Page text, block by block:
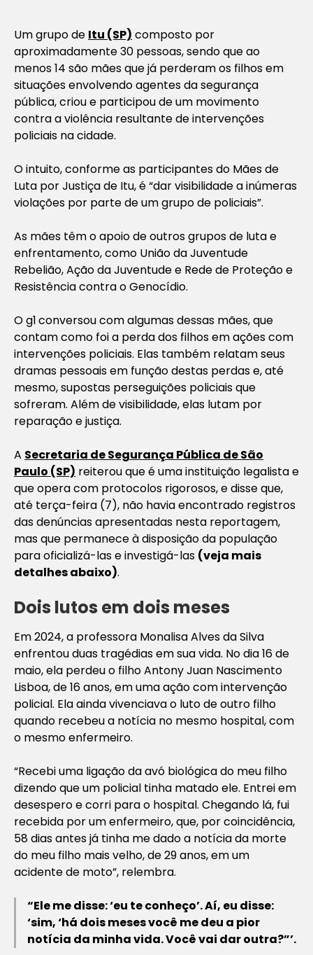
Um grupo de Itu (SP) composto por
aproximadamente 30 pessoas, sendo que ao
menos 14 são mães que já perderam os filhos em
situações envolvendo agentes da segurança
pública, criou e participou de um movimento
contra a violência resultante de intervenções
policiais na cidade.
O intuito, conforme as participantes do Mães de
Luta por Justiça de Itu, é “dar visibilidade a inúmeras
violações por parte de um grupo de policiais”.
As mães têm o apoio de outros grupos de luta e
enfrentamento, como União da Juventude
Rebelião, Ação da Juventude e Rede de Proteção e
Resistência contra o Genocídio.
O g1conversou com algumas dessas mães, que
contam como foi a perda dos filhos em ações com
intervenções policiais. Elas também relatam seus
dramas pessoais em função destas perdas e, até
mesmo, supostas perseguições policiais que
sofreram. Além de visibilidade, elas lutam por
reparação e justiça.
A Secretaria de Segurança Pública de São
Paulo (SP) reiterou que é uma instituição legalista e
que opera com protocolos rigorosos, e disse que,
até terça-feira (7), não havia encontrado registros
das denúncias apresentadas nesta reportagem,
mas que permanece à disposição da população
para oficializá-las e investigá-las (veja mais
detalhes abaixo).
Dois lutos em dois meses
Em 2024, a professora Monalisa Alves da Silva
enfrentou duas tragédias em sua vida. No dia 16 de
maio, ela perdeu o filho Antony Juan Nascimento
Lisboa, de 16 anos, em uma ação com intervenção
policial. Ela ainda vivenciava o luto de outro filho
quando recebeu a notícia no mesmo hospital, com
o mesmo enfermeiro.
“Recebi uma ligação da avó biológica do meu filho
dizendo que um policial tinha matado ele. Entrei em
desespero e corri para o hospital. Chegando lá, fui
recebida por um enfermeiro, que, por coincidência,
58 dias antes já tinha me dado a notícia da morte
do meu filho mais velho, de 29 anos, em um
acidente de moto”, relembra.
“Ele me disse: ‘eu te conheço’. Aí, eu disse:
‘sim, ‘há dois meses você me deu a pior
notícia da minha vida. Você vai dar outra?”’.